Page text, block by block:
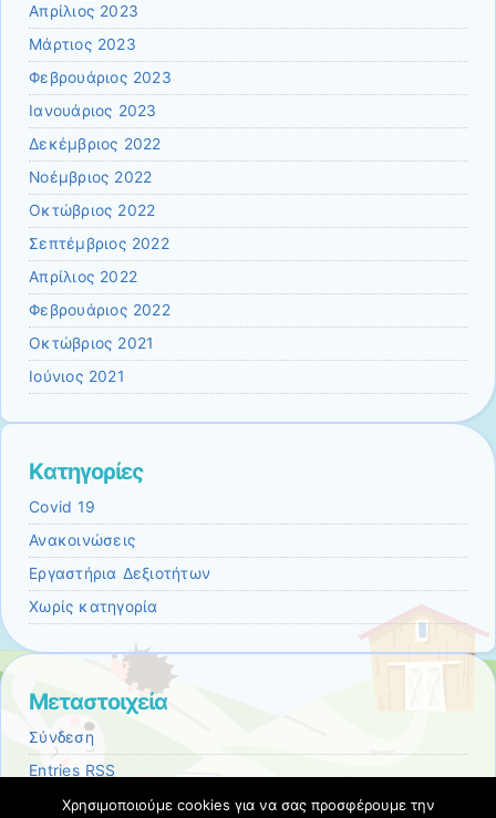
Απρίλιος 2023
Μάρτιος 2023
Φεβρουάριος 2023
Ιανουάριος 2023
Δεκέμβριος 2022
Νοέμβριος 2022
Οκτώβριος 2022
Σεπτέμβριος 2022
Απρίλιος 2022
Φεβρουάριος 2022
Οκτώβριος 2021
Ιούνιος 2021
Kατηγορίες
Covid 19
Ανακοινώσεις
Εργαστήρια Δεξιοτήτων
Χωρίς κατηγορία
Μεταστοιχεία
Σύνδεση
Entries RSS
CommentsRSS
Χρησιμοποιούμε cookies για να σας προσφέρουμε την